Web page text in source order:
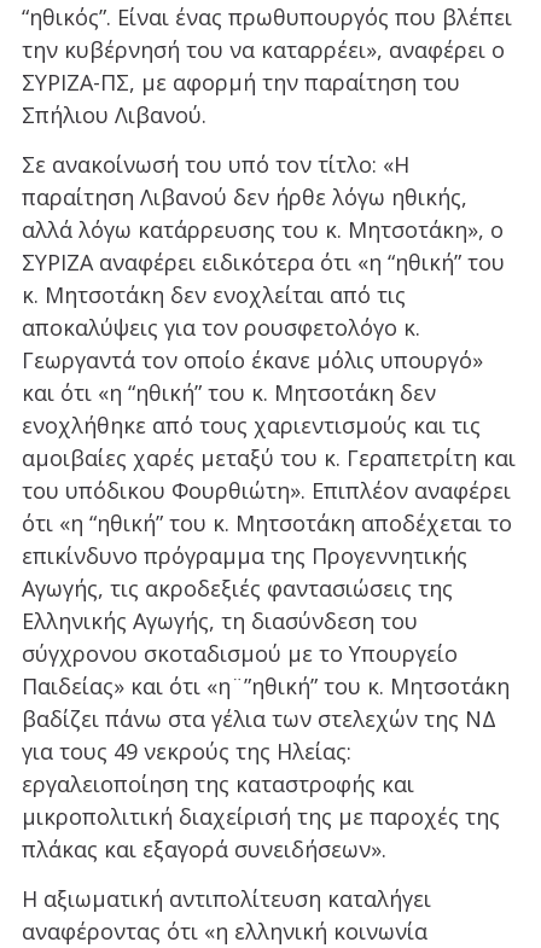
“ηθικός”. Είναι ένας πρωθυπουργός που βλέπει
την κυβέρνησή του να καταρρέει», αναφέρει ο
ΣΥΡΙΖΑ-ΠΣ, με αφορμή την παραίτηση του
Σπήλιου Λιβανού.
Σε ανακοίνωσή του υπό τον τίτλο: «Η
παραίτηση Λιβανού δεν ήρθε λόγω ηθικής,
αλλά λόγω κατάρρευσης του κ. Μητσοτάκη», ο
ΣΥΡΙΖΑ αναφέρει ειδικότερα ότι «η “ηθική” του
κ. Μητσοτάκη δεν ενοχλείται από τις
αποκαλύψεις για τον ρουσφετολόγο κ.
Γεωργαντά τον οποίο έκανε μόλις υπουργό»
και ότι «η “ηθική” του κ. Μητσοτάκη δεν
ενοχλήθηκε από τους χαριεντισμούς και τις
αμοιβαίες χαρές μεταξύ του κ. Γεραπετρίτη και
του υπόδικου Φουρθιώτη». Επιπλέον αναφέρει
ότι «η “ηθική” του κ. Μητσοτάκη αποδέχεται το
επικίνδυνο πρόγραμμα της Προγεννητικής
Αγωγής, τις ακροδεξιές φαντασιώσεις της
Ελληνικής Αγωγής, τη διασύνδεση του
σύγχρονου σκοταδισμού με το Υπουργείο
Παιδείας» και ότι «η¨”ηθική” του κ. Μητσοτάκη
βαδίζει πάνω στα γέλια των στελεχών της ΝΔ
για τους 49 νεκρούς της Ηλείας:
εργαλειοποίηση της καταστροφής και
μικροπολιτική διαχείρισή της με παροχές της
πλάκας και εξαγορά συνειδήσεων».
Η αξιωματική αντιπολίτευση καταλήγει
αναφέροντας ότι «η ελληνική κοινωνία